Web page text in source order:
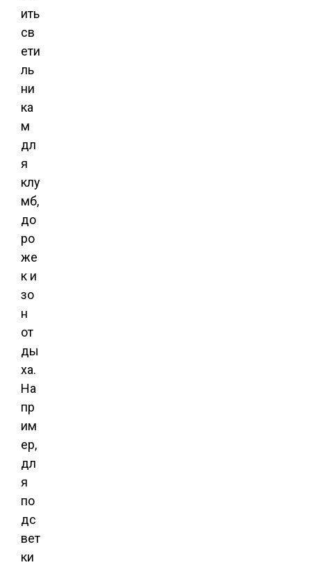
ить
св
ети
ль
ни
ка
м
дл
я
клу
мб,
до
ро
же
к и
зо
н
от
ды
ха.
На
пр
им
ер,
дл
я
по
дс
вет
ки